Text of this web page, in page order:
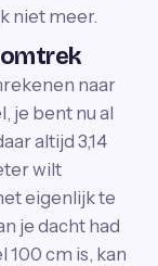
niet meer.
naar
je bent nu al
altijd 3,14
wilt
eigenlijk te
je dacht had
100 cm is, kan